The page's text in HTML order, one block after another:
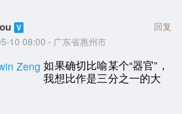
10 08:00 - 广东省惠州市
回复
Zeng 如果确切比喻某个“器官”，
我想比作是三分之一的大